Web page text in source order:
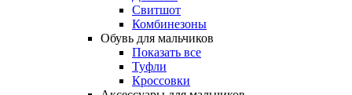
Свитшот
Комбинезоны
Обувь для мальчиков
Показать все
Туфли
Кроссовки